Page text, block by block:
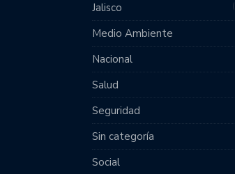
Jalisco
Medio Ambiente
Nacional
Salud
Seguridad
Sin categoría
Social